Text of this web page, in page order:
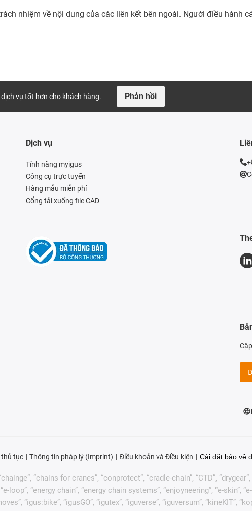
nhiệm về nội dung của các liên kết bên ngoài. Người điều hành
vụ tốt hơn cho khách hàng. Phản hồi
Dịch vụ
Tính năng myigus
Công cụ trực tuyến
Hàng mẫu miễn phí
Cổng tải xuống file CAD
thủ tục Thông tin pháp lý (Imprint) Điều khoản và Điều kiện Cài đặt bảo vệ
“chains for cranes”, “conprotect”, “cradle-chain”, “CTD”, “drygear”,
loop”, “energy chain”, “energy chain systems”, “enjoyneering”, “e-skin”,
“igus:bike”, “igusGO”, “igutex”, “iguverse”, “iguversum”, “kineKIT”,